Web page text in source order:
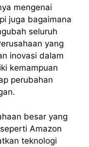
mengenai
juga bagaimana
seluruh
yang
inovasi dalam
kemampuan
perubahan
besar yang
Amazon
teknologi